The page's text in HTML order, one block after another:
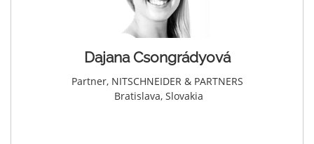
Dajana Csongrádyová
Partner, NITSCHNEIDER & PARTNERS
Bratislava, Slovakia